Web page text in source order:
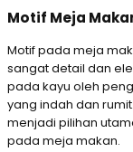
Motif Meja
Motif pada meja
sangat detail dan
pada kayu oleh
yang indah dan
menjadi pilihan
pada meja makan.